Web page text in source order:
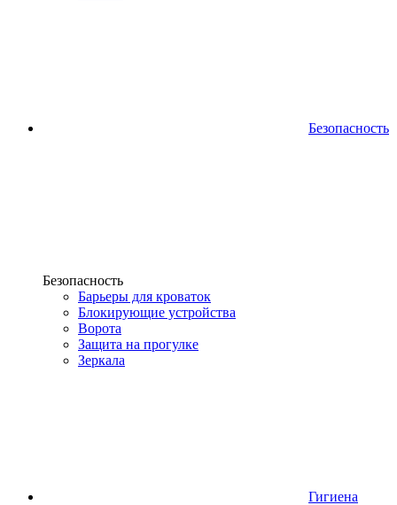
Безопасность
Безопасность
Барьеры для кроваток
Блокирующие устройства
Ворота
Защита на прогулке
Зеркала
Гигиена